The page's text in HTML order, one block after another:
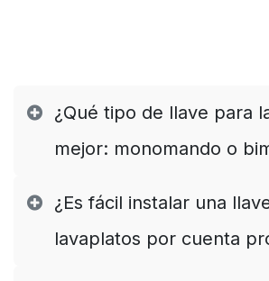
¿Qué tipo de llave para
mejor: monomando o
¿Es fácil instalar una
lavaplatos por cuenta